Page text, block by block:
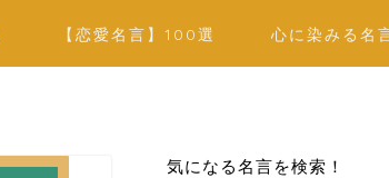
【恋愛名言】100選 心に染みる名
気になる名言を検索！